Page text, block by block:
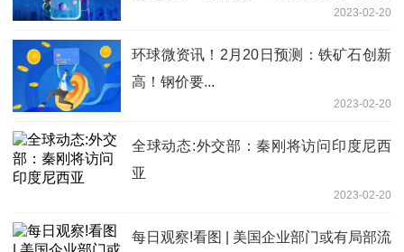
2023-02-20
环球微资讯！2月20日预测：铁矿石创新
高！钢价要...
2023-02-20
全球动态:外交部：秦刚将访问印度尼西
亚
2023-02-20
每日观察!看图 | 美国企业部门或有局部流